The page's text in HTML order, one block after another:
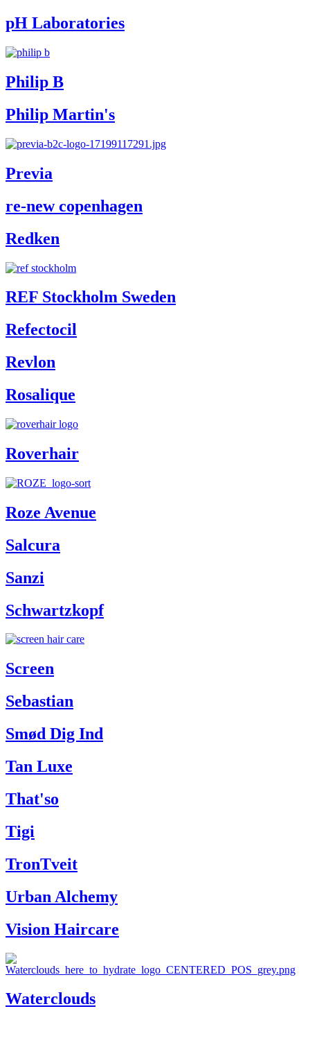
pH Laboratories
Philip B
Philip Martin's
Previa
re-new copenhagen
Redken
REF Stockholm Sweden
Refectocil
Revlon
Rosalique
Roverhair
Roze Avenue
Salcura
Sanzi
Schwartzkopf
Screen
Sebastian
Smød Dig Ind
Tan Luxe
That'so
Tigi
TronTveit
Urban Alchemy
Vision Haircare
Waterclouds